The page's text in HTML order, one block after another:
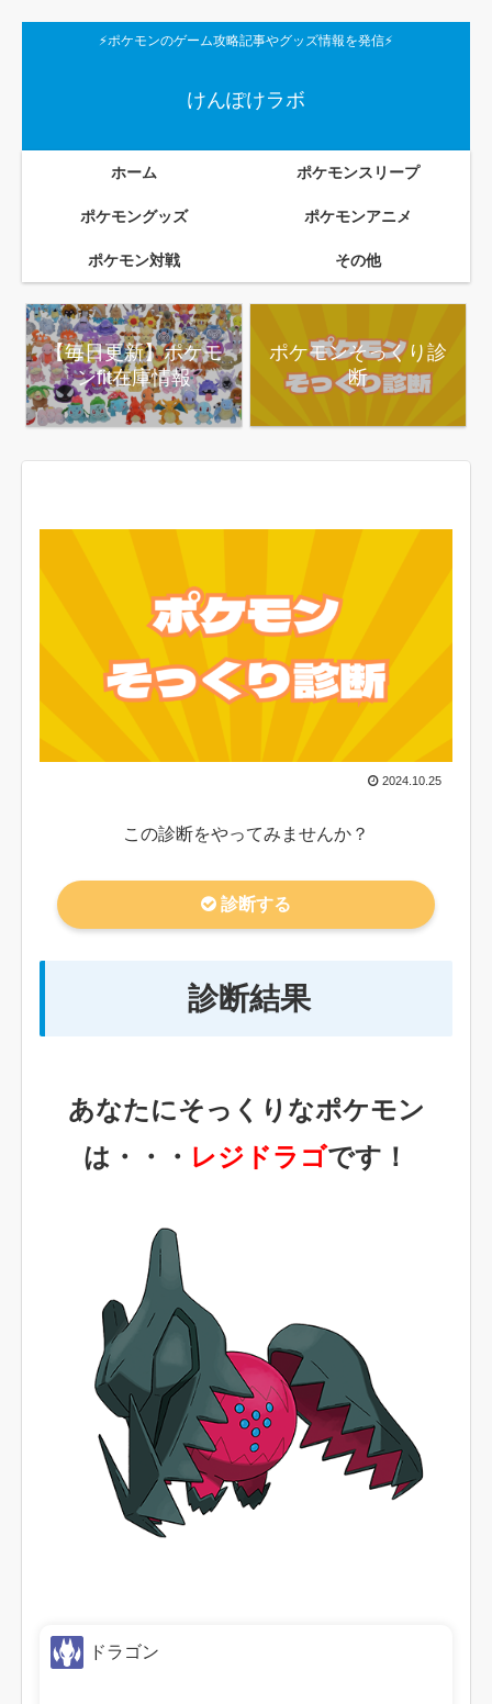
⚡ポケモンのゲーム攻略記事やグッズ情報を発信⚡
けんぽけラボ
ホーム ポケモンスリープ
ポケモングッズ ポケモンアニメ
ポケモン対戦 その他
【毎日更新】ポケモ
ンfit在庫情報
ポケモンそっくり診
断
2024.10.25
この診断をやってみませんか？
診断する
診断結果
あなたにそっくりなポケモン
は・・・ レジドラゴです！
ドラゴン